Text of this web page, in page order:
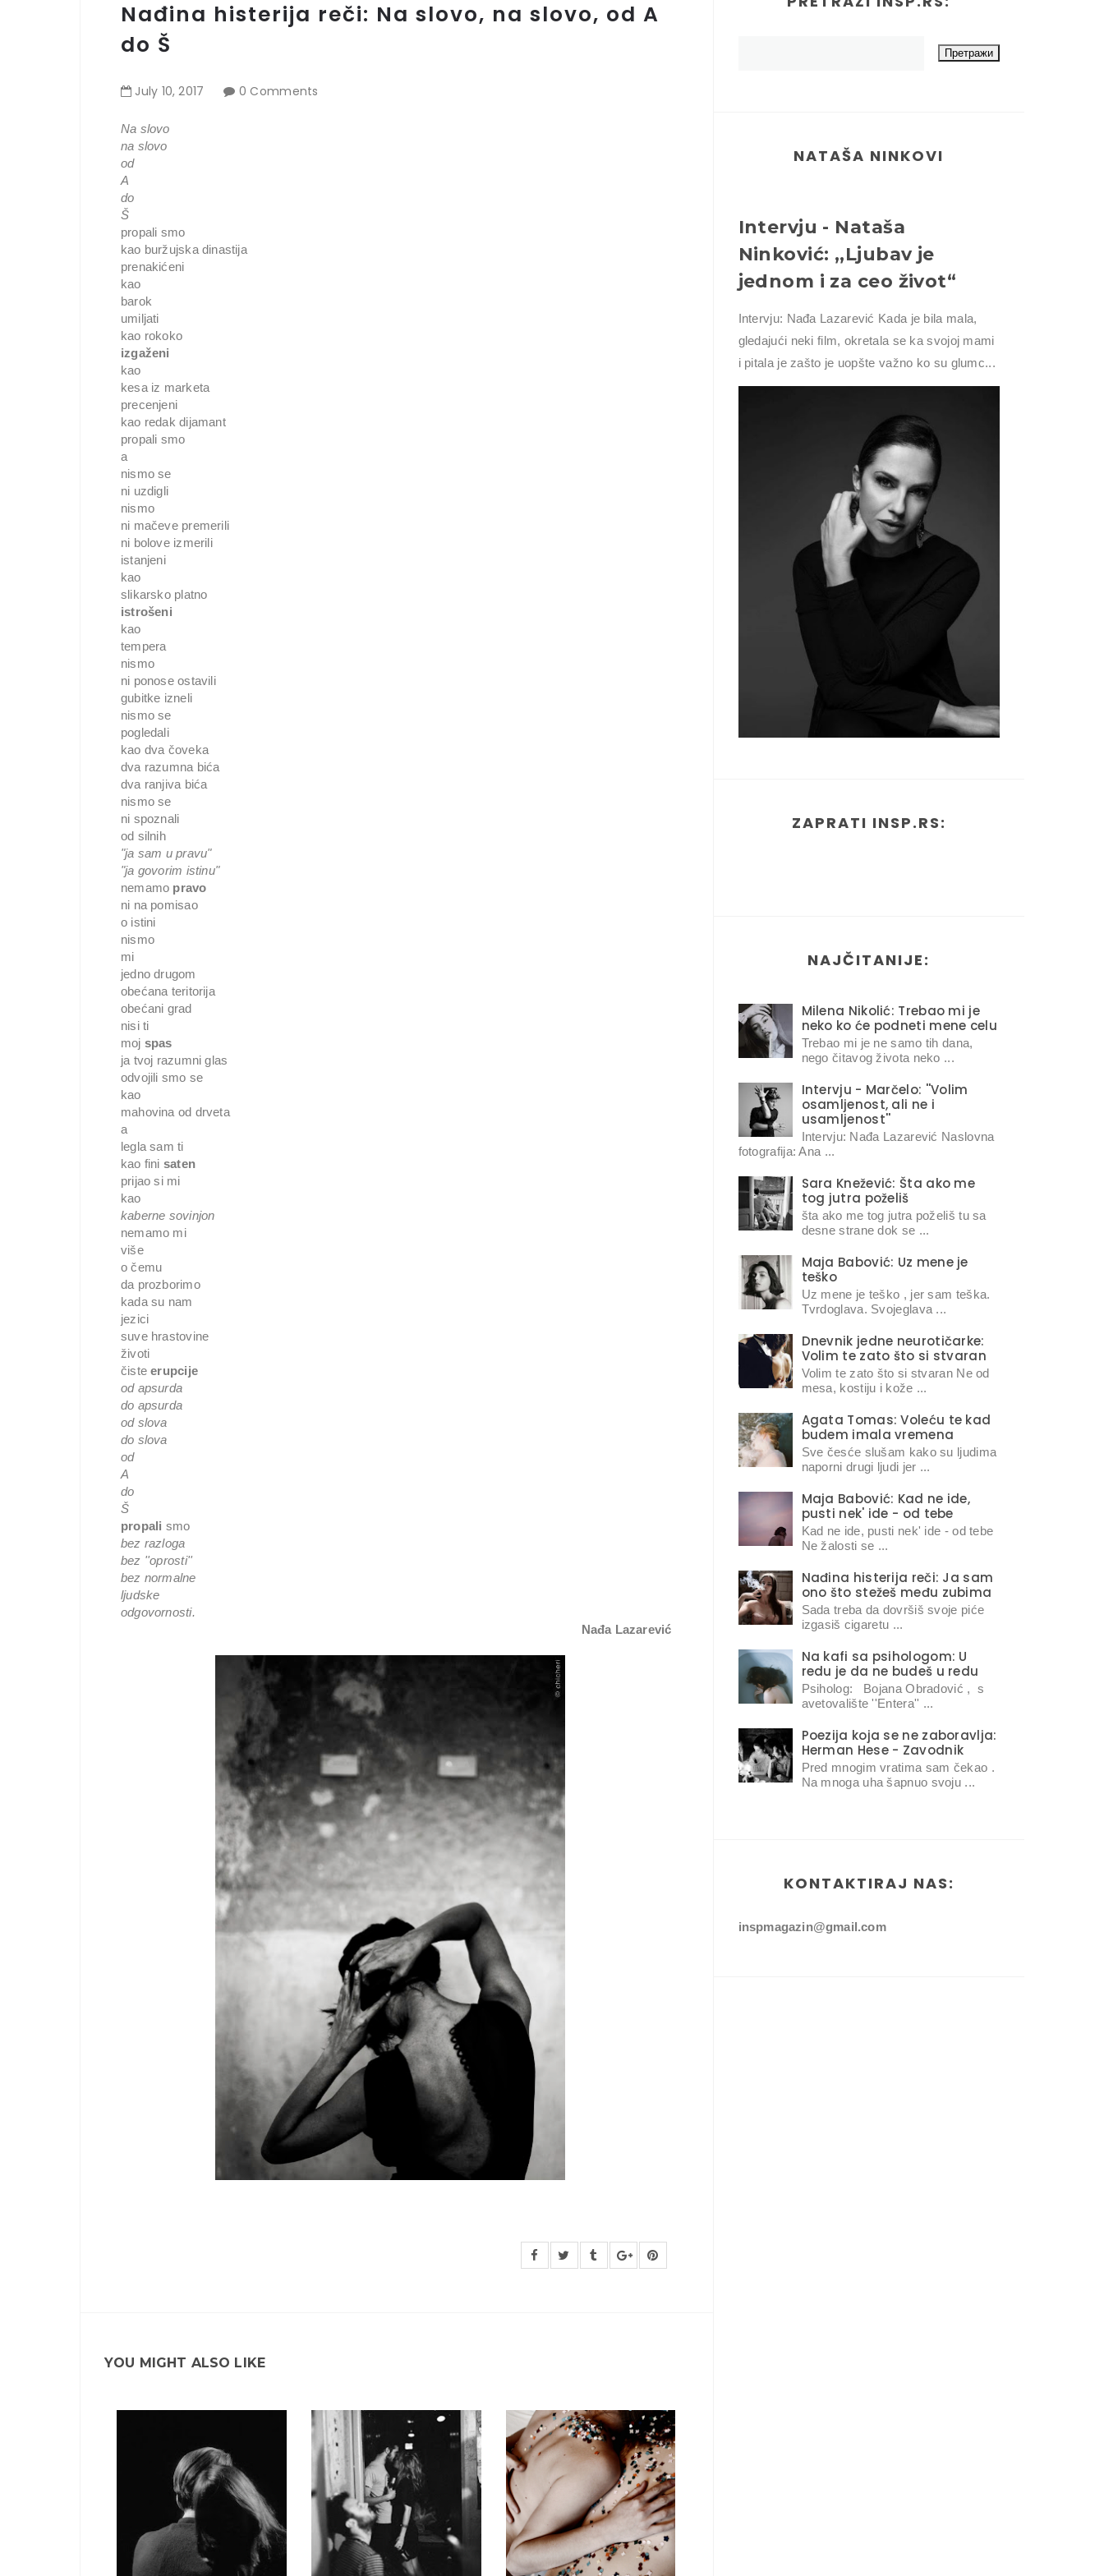
Nađina histerija reči: Na slovo, na slovo, od A
do Š
July 10,2017 0 Comments
Na slovo
na slovo
od
A
do
Š
propali smo
kao buržujska dinastija
prenakićeni
kao
barok
umiljati
kao rokoko
izgaženi
kao
kesa iz marketa
precenjeni
kao redak dijamant
propali smo
a
nismo se
ni uzdigli
nismo
ni mačeve premerili
ni bolove izmerili
istanjeni
kao
slikarsko platno
istrošeni
kao
tempera
nismo
ni ponose ostavili
gubitke izneli
nismo se
pogledali
kao dva čoveka
dva razumna bića
dva ranjiva bića
nismo se
ni spoznali
od silnih
"ja sam u pravu"
"ja govorim istinu"
nemamo pravo
ni na pomisao
o istini
nismo
mi
jedno drugom
obećana teritorija
obećani grad
nisi ti
moj spas
ja tvoj razumni glas
odvojili smo se
kao
mahovina od drveta
a
legla sam ti
kao fini saten
prijao si mi
kao
kaberne sovinjon
nemamo mi
više
o čemu
da prozborimo
kada su nam
jezici
suve hrastovine
životi
čiste erupcije
od apsurda
do apsurda
od slova
do slova
od
A
do
Š
propali smo
bez razloga
bez ''oprosti''
bez normalne
ljudske
odgovornosti.
Nađa Lazarević
YOU MIGHT ALSO LIKE
NATAŠA NINKOVI
Intervju - Nataša
Ninković: ,,Ljubav je
jednom i za ceo život“
Intervju: Nađa Lazarević Kada je bila mala,
gledajući neki film, okretala se ka svojoj mami
i pitala je zašto je uopšte važno ko su glumc...
ZAPRATI INSP.RS:
NAJČITANIJE:
Milena Nikolić: Trebao mi je
neko ko će podneti mene celu
Trebao mi je ne samo tih dana,
nego čitavog života neko ...
Intervju - Marčelo: ''Volim
osamljenost, ali ne i
usamljenost''
Intervju: Nađa Lazarević Naslovna
fotografija: Ana ...
Sara Knežević: Šta ako me
tog jutra poželiš
šta ako me tog jutra poželiš tu sa
desne strane dok se ...
Maja Babović: Uz mene je
teško
Uz mene je teško , jer sam teška.
Tvrdoglava. Svojeglava ...
Dnevnik jedne neurotičarke:
Volim te zato što si stvaran
Volim te zato što si stvaran Ne od
mesa, kostiju i kože ...
Agata Tomas: Voleću te kad
budem imala vremena
Sve česće slušam kako su ljudima
naporni drugi ljudi jer ...
Maja Babović: Kad ne ide,
pusti nek' ide - od tebe
Kad ne ide, pusti nek' ide - od tebe
Ne žalosti se ...
Nađina histerija reči: Ja sam
ono što stežeš među zubima
Sada treba da dovršiš svoje piće
izgasiš cigaretu ...
Na kafi sa psihologom: U
redu je da ne budeš u redu
Psiholog: Bojana Obradović , s
avetovalište ''Entera'' ...
Poezija koja se ne zaboravlja:
Herman Hese - Zavodnik
Pred mnogim vratima sam čekao .
Na mnoga uha šapnuo svoju ...
KONTAKTIRAJ NAS:
inspmagazin@gmail.com